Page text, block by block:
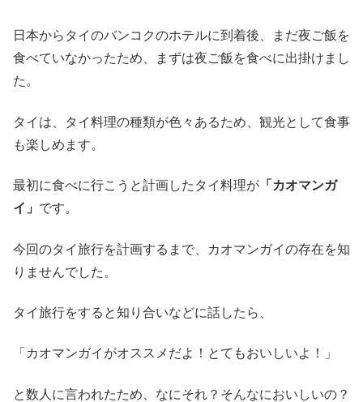
日本からタイのバンコクのホテルに到着後、まだ夜ご飯を
食べていなかったため、まずは夜ご飯を食べに出掛けまし
た。
タイは、タイ料理の種類が色々あるため、観光として食事
も楽しめます。
最初に食べに行こうと計画したタイ料理が 「カオマンガ
イ」 です。
今回のタイ旅行を計画するまで、カオマンガイの存在を知
りませんでした。
タイ旅行をすると知り合いなどに話したら、
「カオマンガイがオススメだよ！とてもおいしいよ！」
と数人に言われたため、なにそれ？そんなにおいしいの？